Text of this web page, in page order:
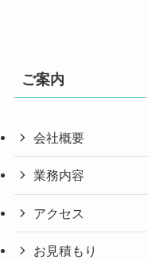
ご案内
会社概要
業務内容
アクセス
お見積もり